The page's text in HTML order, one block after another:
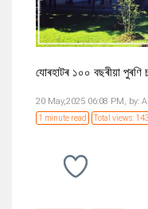
যোৰহাটৰ ১০০ বছৰীয়া পুৰণি
20 May,2025 06:08 PM, by:
1 minute read Total views: